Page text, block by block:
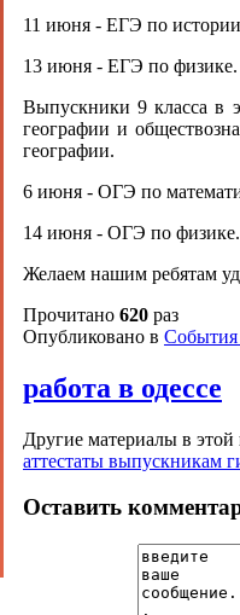
11 июня - ЕГЭ по
13 июня - ЕГЭ по физике.
Выпускники 9 класса в
географии и
географии.
6 июня - ОГЭ по
14 июня - ОГЭ по физике.
Желаем нашим ребятам
Прочитано 620 раз
Опубликовано в События
работа в одессе
Другие материалы в этой
аттестаты выпускникам
Оставить